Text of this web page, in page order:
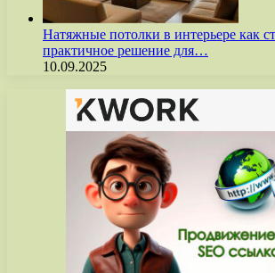
Натяжные потолки в интерьере как
практичное решение для…
10.09.2025